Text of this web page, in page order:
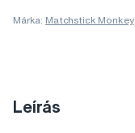
Márka: Matchstick Monkey
Leírás